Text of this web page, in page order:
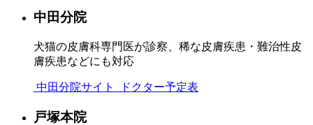
中田分院
犬猫の皮膚科専門医が診察、稀な皮膚疾患・難治性皮
膚疾患などにも対応
中田分院サイト ドクター予定表
戸塚本院